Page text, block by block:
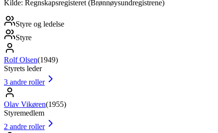
Kilde: Regnskapsregisteret (Brønnøysundregistrene)
Styre og ledelse
Styre
Rolf Olsen(1949)
Styrets leder
3 andre roller
Olav Vikøren(1955)
Styremedlem
2 andre roller